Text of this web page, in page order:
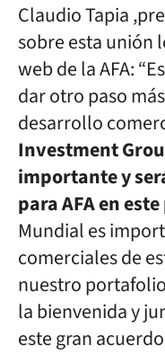
Claudio Tapia
sobre esta unión
web de la AFA:
dar otro paso
desarrollo
Investment
importante y
para AFA en
Mundial es
comerciales de
nuestro
la bienvenida y
este gran